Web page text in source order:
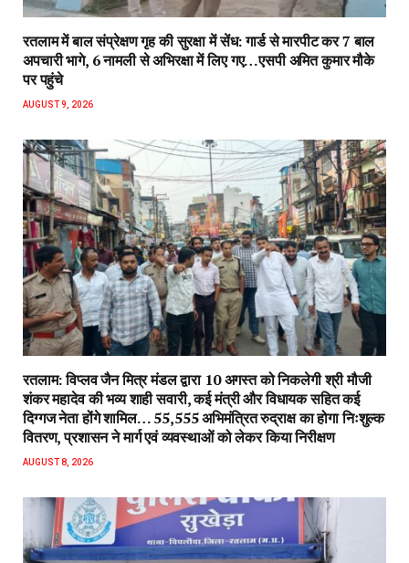
रतलाम में बाल संप्रेक्षण गृह की सुरक्षा में सेंध: गार्ड से मारपीट कर 7 बाल
अपचारी भागे, 6 नामली से अभिरक्षा में लिए गए…एसपी अमित कुमार मौके
पर पहुंचे
AUGUST 9, 2026
रतलाम: विप्लव जैन मित्र मंडल द्वारा 10 अगस्त को निकलेगी श्री मौजी
शंकर महादेव की भव्य शाही सवारी, कई मंत्री और विधायक सहित कई
दिग्गज नेता होंगे शामिल… 55,555 अभिमंत्रित रुद्राक्ष का होगा निःशुल्क
वितरण, प्रशासन ने मार्ग एवं व्यवस्थाओं को लेकर किया निरीक्षण
AUGUST 8, 2026